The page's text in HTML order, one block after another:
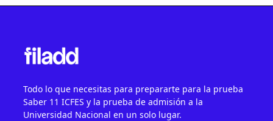
Todo lo que necesitas para prepararte para la prueba
Saber 11 ICFES y la prueba de admisión a la
Universidad Nacional en un solo lugar.